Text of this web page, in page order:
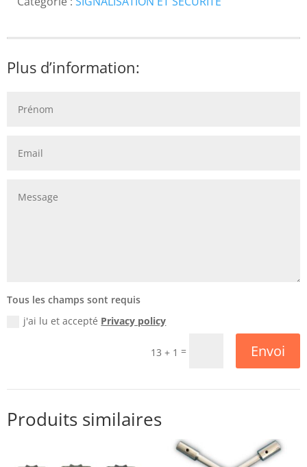
Plus d’information:
Tous les champs sont requis
j'ai lu et accepté Privacy policy
13 + 1 = Envoi
Produits similaires